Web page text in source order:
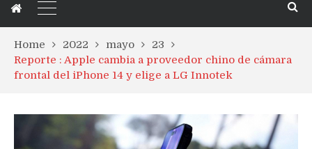
Home 2022 mayo
23
Reporte : Apple cambia a proveedor chino de cámara
frontal del iPhone 14 y elige a LG Innotek